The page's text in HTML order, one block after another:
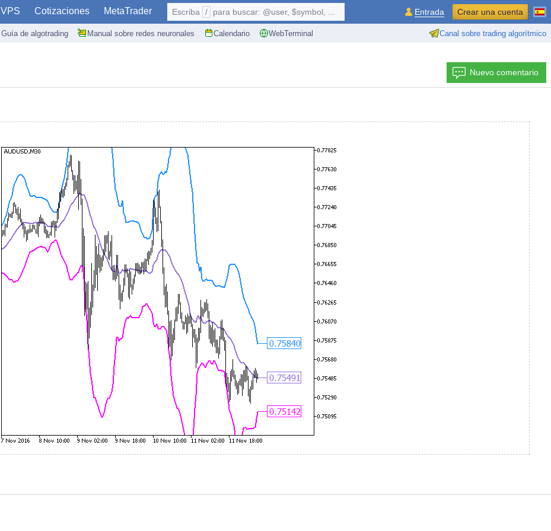
VPS Cotizaciones MetaTrader
Guía de algotrading Manual sobre redes neuronales Calendario WebTerminal Canal sobre trading algorítmico
Escriba / para buscar: @user, $symbol, ... Entrada Crear una cuenta
Nuevo comentario